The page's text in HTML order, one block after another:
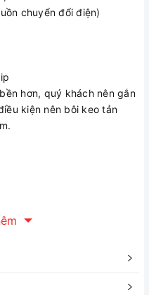
chuyển đổi điện)
hơn, quý khách nên gắn
kiện nên bôi keo tản